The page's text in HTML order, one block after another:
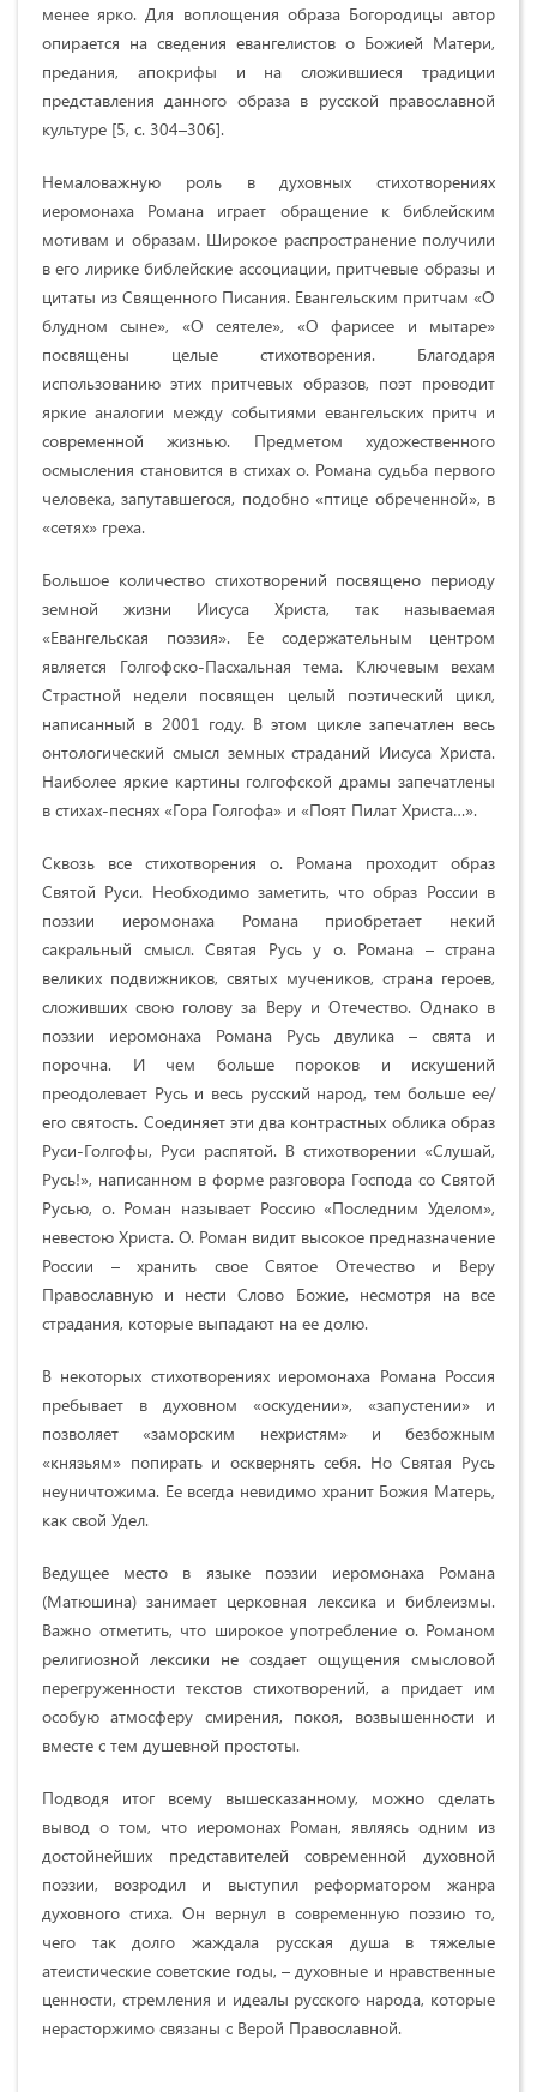
менее ярко. Для воплощения образа Богородицы автор
опирается на сведения евангелистов о Божией Матери,
предания, апокрифы и на сложившиеся традиции
представления данного образа в русской православной
культуре [5, с. 304–306].
Немаловажную роль в духовных стихотворениях
иеромонаха Романа играет обращение к библейским
мотивам и образам. Широкое распространение получили
в его лирике библейские ассоциации, притчевые образы и
цитаты из Священного Писания. Евангельским притчам «О
блудном сыне», «О сеятеле», «О фарисее и мытаре»
посвящены целые стихотворения. Благодаря
использованию этих притчевых образов, поэт проводит
яркие аналогии между событиями евангельских притч и
современной жизнью. Предметом художественного
осмысления становится в стихах о. Романа судьба первого
человека, запутавшегося, подобно «птице обреченной», в
«сетях» греха.
Большое количество стихотворений посвящено периоду
земной жизни Иисуса Христа, так называемая
«Евангельская поэзия». Ее содержательным центром
является Голгофско-Пасхальная тема. Ключевым вехам
Страстной недели посвящен целый поэтический цикл,
написанный в 2001 году. В этом цикле запечатлен весь
онтологический смысл земных страданий Иисуса Христа.
Наиболее яркие картины голгофской драмы запечатлены
в стихах-песнях «Гора Голгофа» и «Поят Пилат Христа…».
Сквозь все стихотворения о. Романа проходит образ
Святой Руси. Необходимо заметить, что образ России в
поэзии иеромонаха Романа приобретает некий
сакральный смысл. Святая Русь у о. Романа – страна
великих подвижников, святых мучеников, страна героев,
сложивших свою голову за Веру и Отечество. Однако в
поэзии иеромонаха Романа Русь двулика – свята и
порочна. И чем больше пороков и искушений
преодолевает Русь и весь русский народ, тем больше ее/
его святость. Соединяет эти два контрастных облика образ
Руси-Голгофы, Руси распятой. В стихотворении «Слушай,
Русь!», написанном в форме разговора Господа со Святой
Русью, о. Роман называет Россию «Последним Уделом»,
невестою Христа. О. Роман видит высокое предназначение
России – хранить свое Святое Отечество и Веру
Православную и нести Слово Божие, несмотря на все
страдания, которые выпадают на ее долю.
В некоторых стихотворениях иеромонаха Романа Россия
пребывает в духовном «оскудении», «запустении» и
позволяет «заморским нехристям» и безбожным
«князьям» попирать и осквернять себя. Но Святая Русь
неуничтожима. Ее всегда невидимо хранит Божия Матерь,
как свой Удел.
Ведущее место в языке поэзии иеромонаха Романа
(Матюшина) занимает церковная лексика и библеизмы.
Важно отметить, что широкое употребление о. Романом
религиозной лексики не создает ощущения смысловой
перегруженности текстов стихотворений, а придает им
особую атмосферу смирения, покоя, возвышенности и
вместе с тем душевной простоты.
Подводя итог всему вышесказанному, можно сделать
вывод о том, что иеромонах Роман, являясь одним из
достойнейших представителей современной духовной
поэзии, возродил и выступил реформатором жанра
духовного стиха. Он вернул в современную поэзию то,
чего так долго жаждала русская душа в тяжелые
атеистические советские годы, – духовные и нравственные
ценности, стремления и идеалы русского народа, которые
нерасторжимо связаны с Верой Православной.